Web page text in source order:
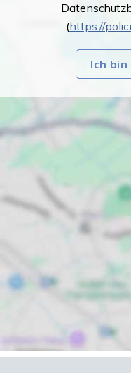
(https://
Ich